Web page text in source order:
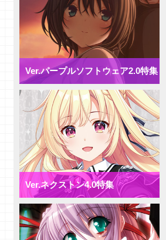
【デッキ紹介】 様々な除去を駆
使して盤面崩壊！ パープルソフ
トウェア2.0 ミックス雪単デッ
キ
【デッキ紹介】妨害と弱体化で動
きを制限せよ！ パープルソフト
ウェア2.0 ミックス月単デッキ
【デッキ紹介】 エリア多投で全
体強化！ パープルソフトウェア
2.0 ミックス花単デッキ
【デッキ紹介】 アイテム強化で
攻防一体！ パープルソフトウェ
ア2.0 ミックス宙単デッキ
【デッキ紹介】相打ち戦法でガン
ガン攻めろ！ パープルソフトウ
ェア2.0 ミックス日単デッキ
【研究員イチオシカード紹介
Vol.72】ネクストン4.0【初心者
向け】
【研究員イチオシカード紹介
Vol.71】ネクストン4.0【初心者
向け】
Ver.パープルソフトウェア2.0特集
Ver.ネクストン4.0特集